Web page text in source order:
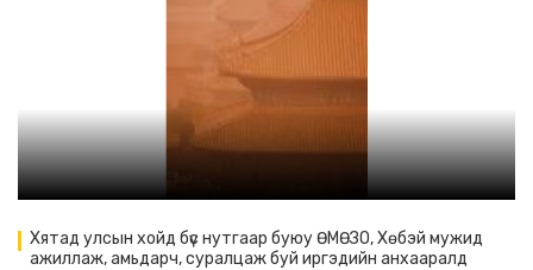
Хятад улсын хойд бүс нутгаар буюу ӨМӨЗО, Хөбэй мужид
ажиллаж, амьдарч, суралцаж буй иргэдийн анхааралд